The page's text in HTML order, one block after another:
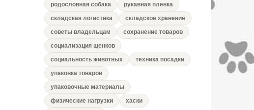
родословная собака
рукавная пленка
складская логистика
складское хранение
советы владельцам
сохранение товаров
социализация щенков
социальность животных
техника посадки
упаковка товаров
упаковочные материалы
физические нагрузки
хаски